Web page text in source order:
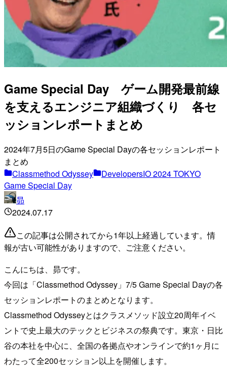
Game Special Day ゲーム開発最前線
を支えるエンジニア組織づくり 各セ
ッションレポートまとめ
2024年7月5日のGame Special Dayの各セッションレポート
まとめ
Classmethod Odyssey
DevelopersIO 2024 TOKYO
Game Special Day
昴
2024.07.17
この記事は公開されてから1年以上経過しています。情
報が古い可能性がありますので、ご注意ください。
こんにちは、昴です。
今回は「Classmethod Odyssey」7/5 Game Special Dayの各
セッションレポートのまとめとなります。
Classmethod Odysseyとはクラスメソッド設立20周年イベ
ントで史上最大のテックとビジネスの祭典です。東京・日比
谷の本社を中心に、全国の各拠点やオンラインで約1ヶ月に
わたって全200セッション以上を開催します。